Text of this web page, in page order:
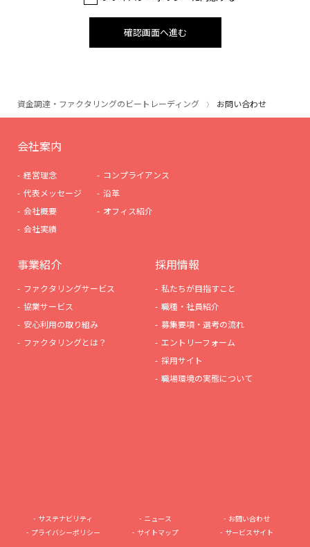
確認画面へ進む
資金調達・ファクタリングのビートレーディング お問い合わせ
会社案内
経営理念
コンプライアンス
代表メッセージ
沿革
会社概要
オフィス紹介
会社実績
事業紹介
ファクタリングサービス
協業サービス
安心利用の取り組み
ファクタリングとは？
採用情報
私たちが目指すこと
職種・社員紹介
募集要項・選考の流れ
エントリーフォーム
採用サイト
職場環境の実態について
サステナビリティ ニュース
お問い合わせ
プライバシーポリシー
サイトマップ サービスサイト